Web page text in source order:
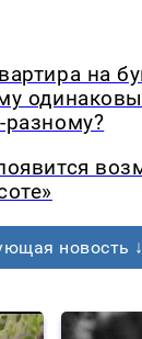
на
новость ↓